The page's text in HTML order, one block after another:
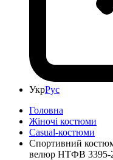
УкрРус
Головна
Жіночі костюми
Casual-костюми
Спортивний
велюр НТФВ 3395-